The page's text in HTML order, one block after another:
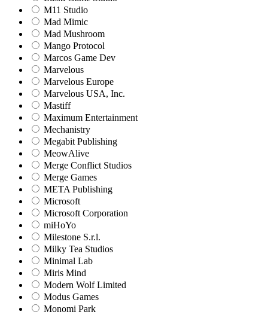
M11 Studio
Mad Mimic
Mad Mushroom
Mango Protocol
Marcos Game Dev
Marvelous
Marvelous Europe
Marvelous USA, Inc.
Mastiff
Maximum Entertainment
Mechanistry
Megabit Publishing
MeowAlive
Merge Conflict Studios
Merge Games
META Publishing
Microsoft
Microsoft Corporation‬
miHoYo
Milestone S.r.l.
Milky Tea Studios
Minimal Lab
Miris Mind
Modern Wolf Limited
Modus Games
Monomi Park